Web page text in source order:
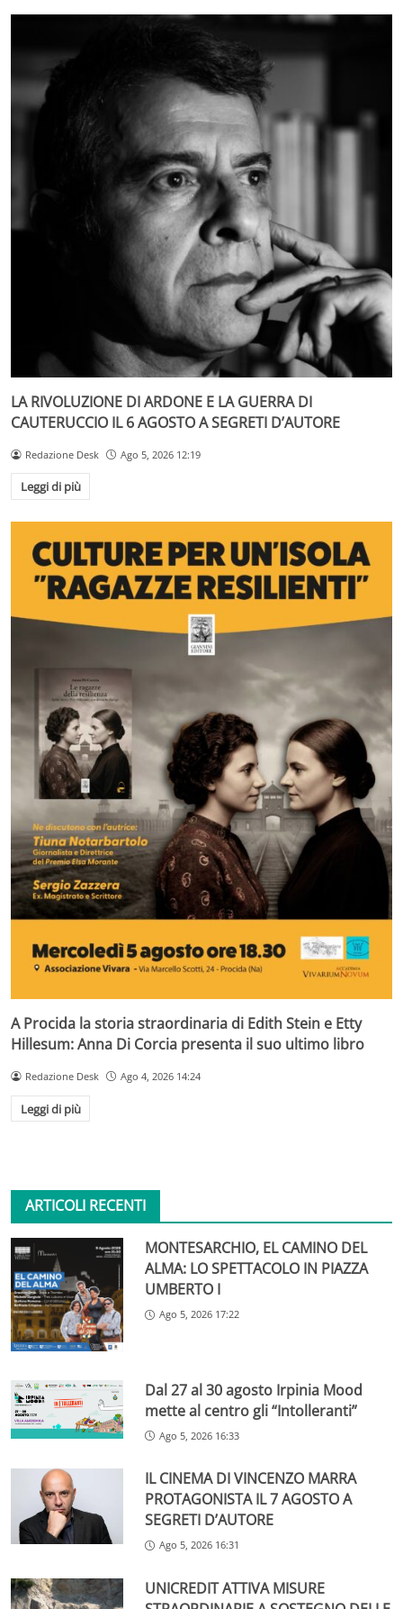
LA RIVOLUZIONE DI ARDONE E LA GUERRA DI
CAUTERUCCIO IL 6 AGOSTO A SEGRETI D’AUTORE
Redazione Desk Ago 5, 2026 12:19
Leggi di più
A Procida la storia straordinaria di Edith Stein e Etty
Hillesum: Anna Di Corcia presenta il suo ultimo libro
Redazione Desk Ago 4, 2026 14:24
Leggi di più
ARTICOLI RECENTI
MONTESARCHIO, EL CAMINO DEL
ALMA: LO SPETTACOLO IN PIAZZA
UMBERTO I
Ago 5, 2026 17:22
Dal 27 al 30 agosto Irpinia Mood
mette al centro gli “Intolleranti”
Ago 5, 2026 16:33
IL CINEMA DI VINCENZO MARRA
PROTAGONISTA IL 7 AGOSTO A
SEGRETI D’AUTORE
Ago 5, 2026 16:31
UNICREDIT ATTIVA MISURE